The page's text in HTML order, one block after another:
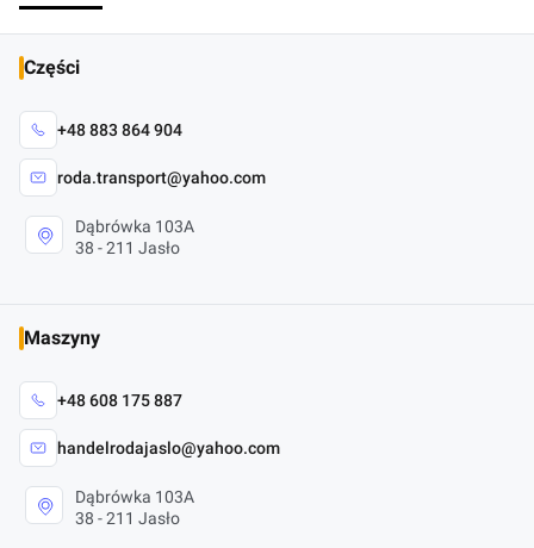
Części
+48 883 864 904
roda.transport@yahoo.com
Dąbrówka 103A
38 - 211 Jasło
Maszyny
+48 608 175 887
handelrodajaslo@yahoo.com
Dąbrówka 103A
38 - 211 Jasło